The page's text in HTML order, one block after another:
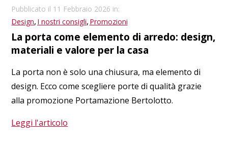
Pubblicato il 11 Febbraio 2026 in:
Design, I nostri consigli, Promozioni
La porta come elemento di arredo: design,
materiali e valore per la casa
La porta non è solo una chiusura, ma elemento di
design. Ecco come scegliere porte di qualità grazie
alla promozione Portamazione Bertolotto.
Leggi l'articolo